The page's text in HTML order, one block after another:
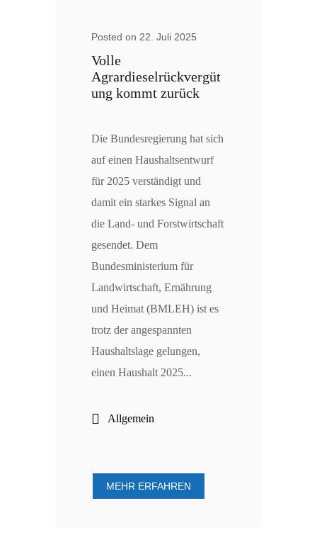
Posted on 22. Juli 2025
Volle
Agrardieselrückvergüt
ung kommt zurück
Die Bundesregierung hat sich
auf einen Haushaltsentwurf
für 2025 verständigt und
damit ein starkes Signal an
die Land- und Forstwirtschaft
gesendet. Dem
Bundesministerium für
Landwirtschaft, Ernährung
und Heimat (BMLEH) ist es
trotz der angespannten
Haushaltslage gelungen,
einen Haushalt 2025...
Allgemein
MEHR ERFAHREN